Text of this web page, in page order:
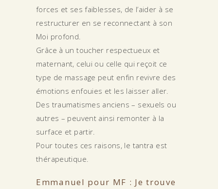
forces et ses faiblesses, de l’aider à se
restructurer en se reconnectant à son
Moi profond.
Grâce à un toucher respectueux et
maternant, celui ou celle qui reçoit ce
type de massage peut enfin revivre des
émotions enfouies et les laisser aller.
Des traumatismes anciens – sexuels ou
autres – peuvent ainsi remonter à la
surface et partir.
Pour toutes ces raisons, le tantra est
thérapeutique.
Emmanuel pour MF : Je trouve